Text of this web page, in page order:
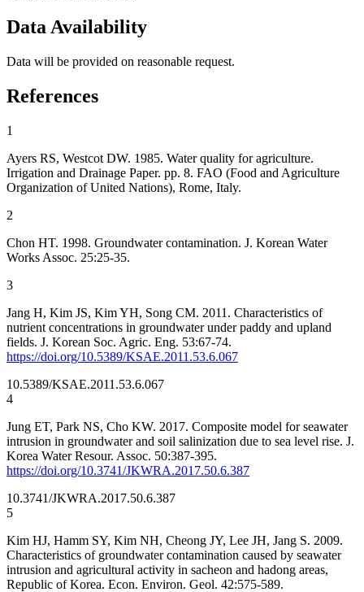
Data Availability
Data will be provided on reasonable request.
References
1
Ayers RS, Westcot DW. 1985. Water quality for agriculture.
Irrigation and Drainage Paper. pp. 8. FAO (Food and Agriculture
Organization of United Nations), Rome, Italy.
2
Chon HT. 1998. Groundwater contamination. J. Korean Water
Works Assoc. 25:25-35.
3
Jang H, Kim JS, Kim YH, Song CM. 2011. Characteristics of
nutrient concentrations in groundwater under paddy and upland
fields. J. Korean Soc. Agric. Eng. 53:67-74.
https://doi.org/10.5389/KSAE.2011.53.6.067
10.5389/KSAE.2011.53.6.067
4
Jung ET, Park NS, Cho KW. 2017. Composite model for seawater
intrusion in groundwater and soil salinization due to sea level rise. J.
Korea Water Resour. Assoc. 50:387-395.
https://doi.org/10.3741/JKWRA.2017.50.6.387
10.3741/JKWRA.2017.50.6.387
5
Kim HJ, Hamm SY, Kim NH, Cheong JY, Lee JH, Jang S. 2009.
Characteristics of groundwater contamination caused by seawater
intrusion and agricultural activity in sacheon and hadong areas,
Republic of Korea. Econ. Environ. Geol. 42:575-589.